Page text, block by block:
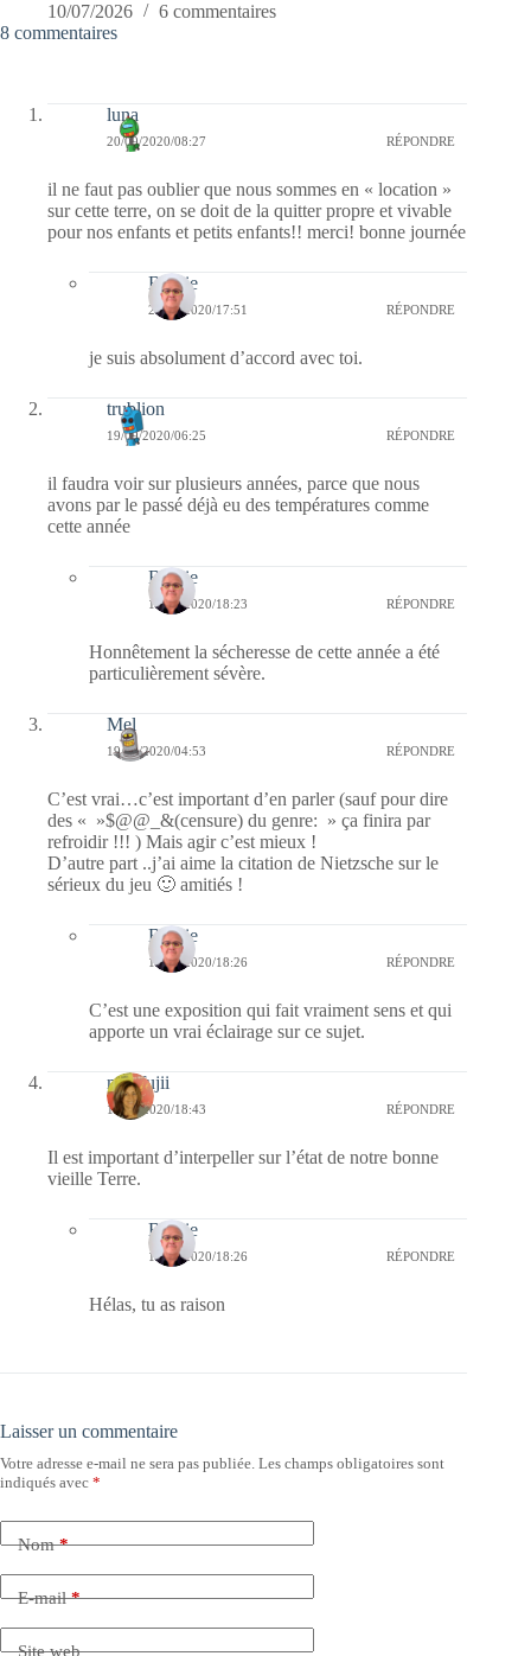
10/07/2026
6 commentaires
8 commentaires
luna
20/09/2020/08:27 RÉPONDRE
il ne faut pas oublier que nous sommes en « location »
sur cette terre, on se doit de la quitter propre et vivable
pour nos enfants et petits enfants!! merci! bonne journée
Bernie
20/09/2020/17:51 RÉPONDRE
je suis absolument d’accord avec toi.
trublion
19/09/2020/06:25 RÉPONDRE
il faudra voir sur plusieurs années, parce que nous
avons par le passé déjà eu des températures comme
cette année
Bernie
19/09/2020/18:23 RÉPONDRE
Honnêtement la sécheresse de cette année a été
particulièrement sévère.
Mel
19/09/2020/04:53 RÉPONDRE
C’est vrai…c’est important d’en parler (sauf pour dire
des « »$@@_&(censure) du genre: » ça finira par
refroidir !!! ) Mais agir c’est mieux !
D’autre part ..j’ai aime la citation de Nietzsche sur le
sérieux du jeu 🙂 amitiés !
Bernie
19/09/2020/18:26 RÉPONDRE
C’est une exposition qui fait vraiment sens et qui
apporte un vrai éclairage sur ce sujet.
missfujii
18/09/2020/18:43 RÉPONDRE
Il est important d’interpeller sur l’état de notre bonne
vieille Terre.
Bernie
19/09/2020/18:26 RÉPONDRE
Hélas, tu as raison
Laisser un commentaire
Votre adresse e-mail ne sera pas publiée. Les champs obligatoires sont
indiqués avec *
Nom*
E-mail*
Site web